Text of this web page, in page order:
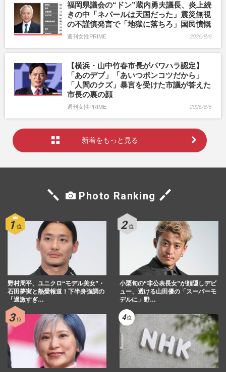
福岡県議会の“ドン”蔵内勇夫議長、炎上続
きの中「ネパールは天国だった」震災無視
の不謹慎発言で「地獄に落ちろ」国民憤慨
週刊女性PRIME 2026/8/6
【横浜・山中竹春市長がパワハラ認定】
「あのデブ」「あいつポンコツだから」
「人間のクズ」暴言を受けた市議が答えた
市長の裏の顔
週刊女性PRIME 2026/8/6
新着をもっと見る
Photo Ranking
野村周平、ユニクロ“モデル美女”・
石田夢実と熱愛報道！下半身強調の
「過激すぎ…
小栗旬の“非公表長女”が顔隠しデビ
ュー、透ける山田優の「スーパーモ
デルに」野…